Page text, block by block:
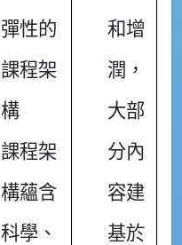
彈性的
課程架
構
課程架
構蘊含
科學、
和增
潤，
大部
分內
容建
基於